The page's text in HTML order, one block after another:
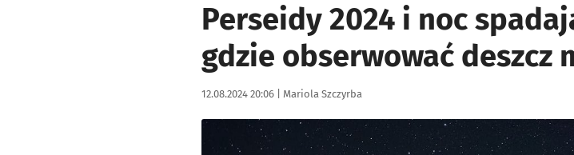
Perseidy 2024 i noc
gdzie obserwować deszcz
Data publikacji:
12.08.2024 20:06 | Autor:
Mariola Szczyrba
Kliknij, aby powiększyć